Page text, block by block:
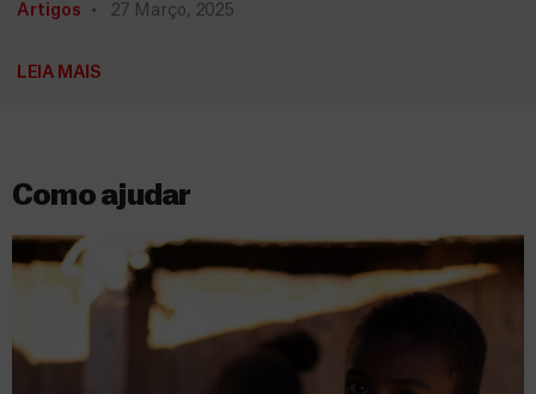
Artigos 27 Março, 2025
LEIA MAIS
Como ajudar